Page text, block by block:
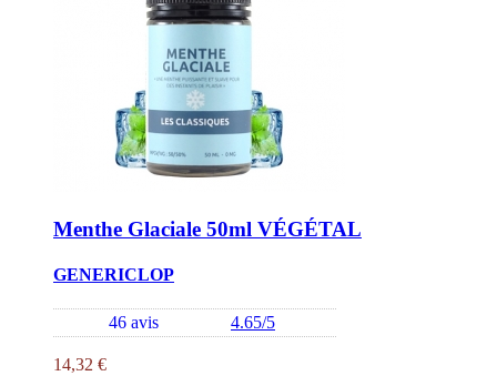
Menthe Glaciale 50ml VÉGÉTAL
GENERICLOP
46 avis 4.65/5
14,32 €